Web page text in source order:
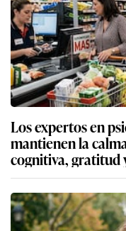
Los expertos en
mantienen la
cognitiva, gratitud